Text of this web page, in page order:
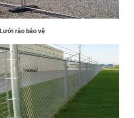
Lưới rào bảo vệ